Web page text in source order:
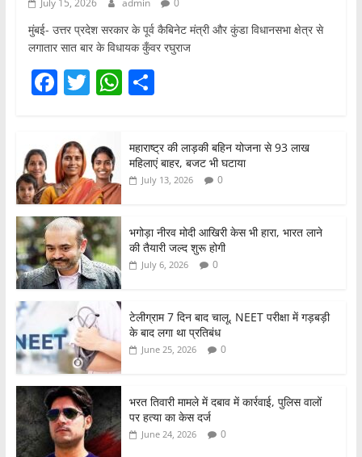
मुंबई- उत्तर प्रदेश सरकार के पूर्व कैबिनेट मंत्री और कुंडा विधानसभा क्षेत्र से
लगातार सात बार के विधायक कुँवर रघुराज
F
c
e
b
o
o
k
T
er
W
s
A
p
S
ar
e
महाराष्ट्र की लाड़की बहिन योजना से 93 लाख
महिलाएं बाहर, बजट भी घटाया
July 13, 2026 0
भगोड़ा नीरव मोदी आखिरी केस भी हारा, भारत लाने
की तैयारी जल्द शुरू होगी
July 6, 2026 0
टेलीग्राम 7 दिन बाद चालू, NEET परीक्षा में गड़बड़ी
के बाद लगा था प्रतिबंध
June 25, 2026 0
भरत तिवारी मामले में दबाव में कार्रवाई, पुलिस वालों
पर हत्या का केस दर्ज
June 24, 2026 0